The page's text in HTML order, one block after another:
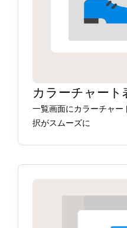
カラーチャート
一覧画面にカラーチャー
択がスムーズに